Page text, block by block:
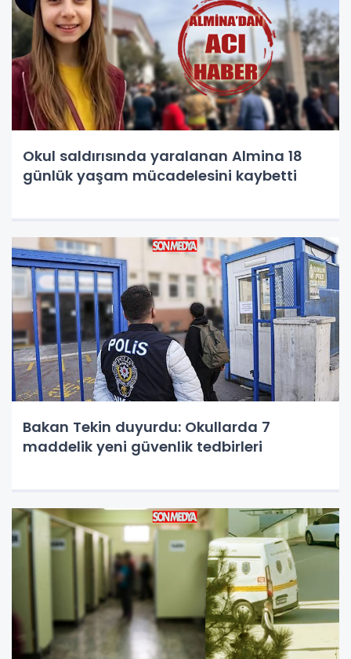
Okul saldırısında yaralanan Almina 18
günlük yaşam mücadelesini kaybetti
Bakan Tekin duyurdu: Okullarda 7
maddelik yeni güvenlik tedbirleri